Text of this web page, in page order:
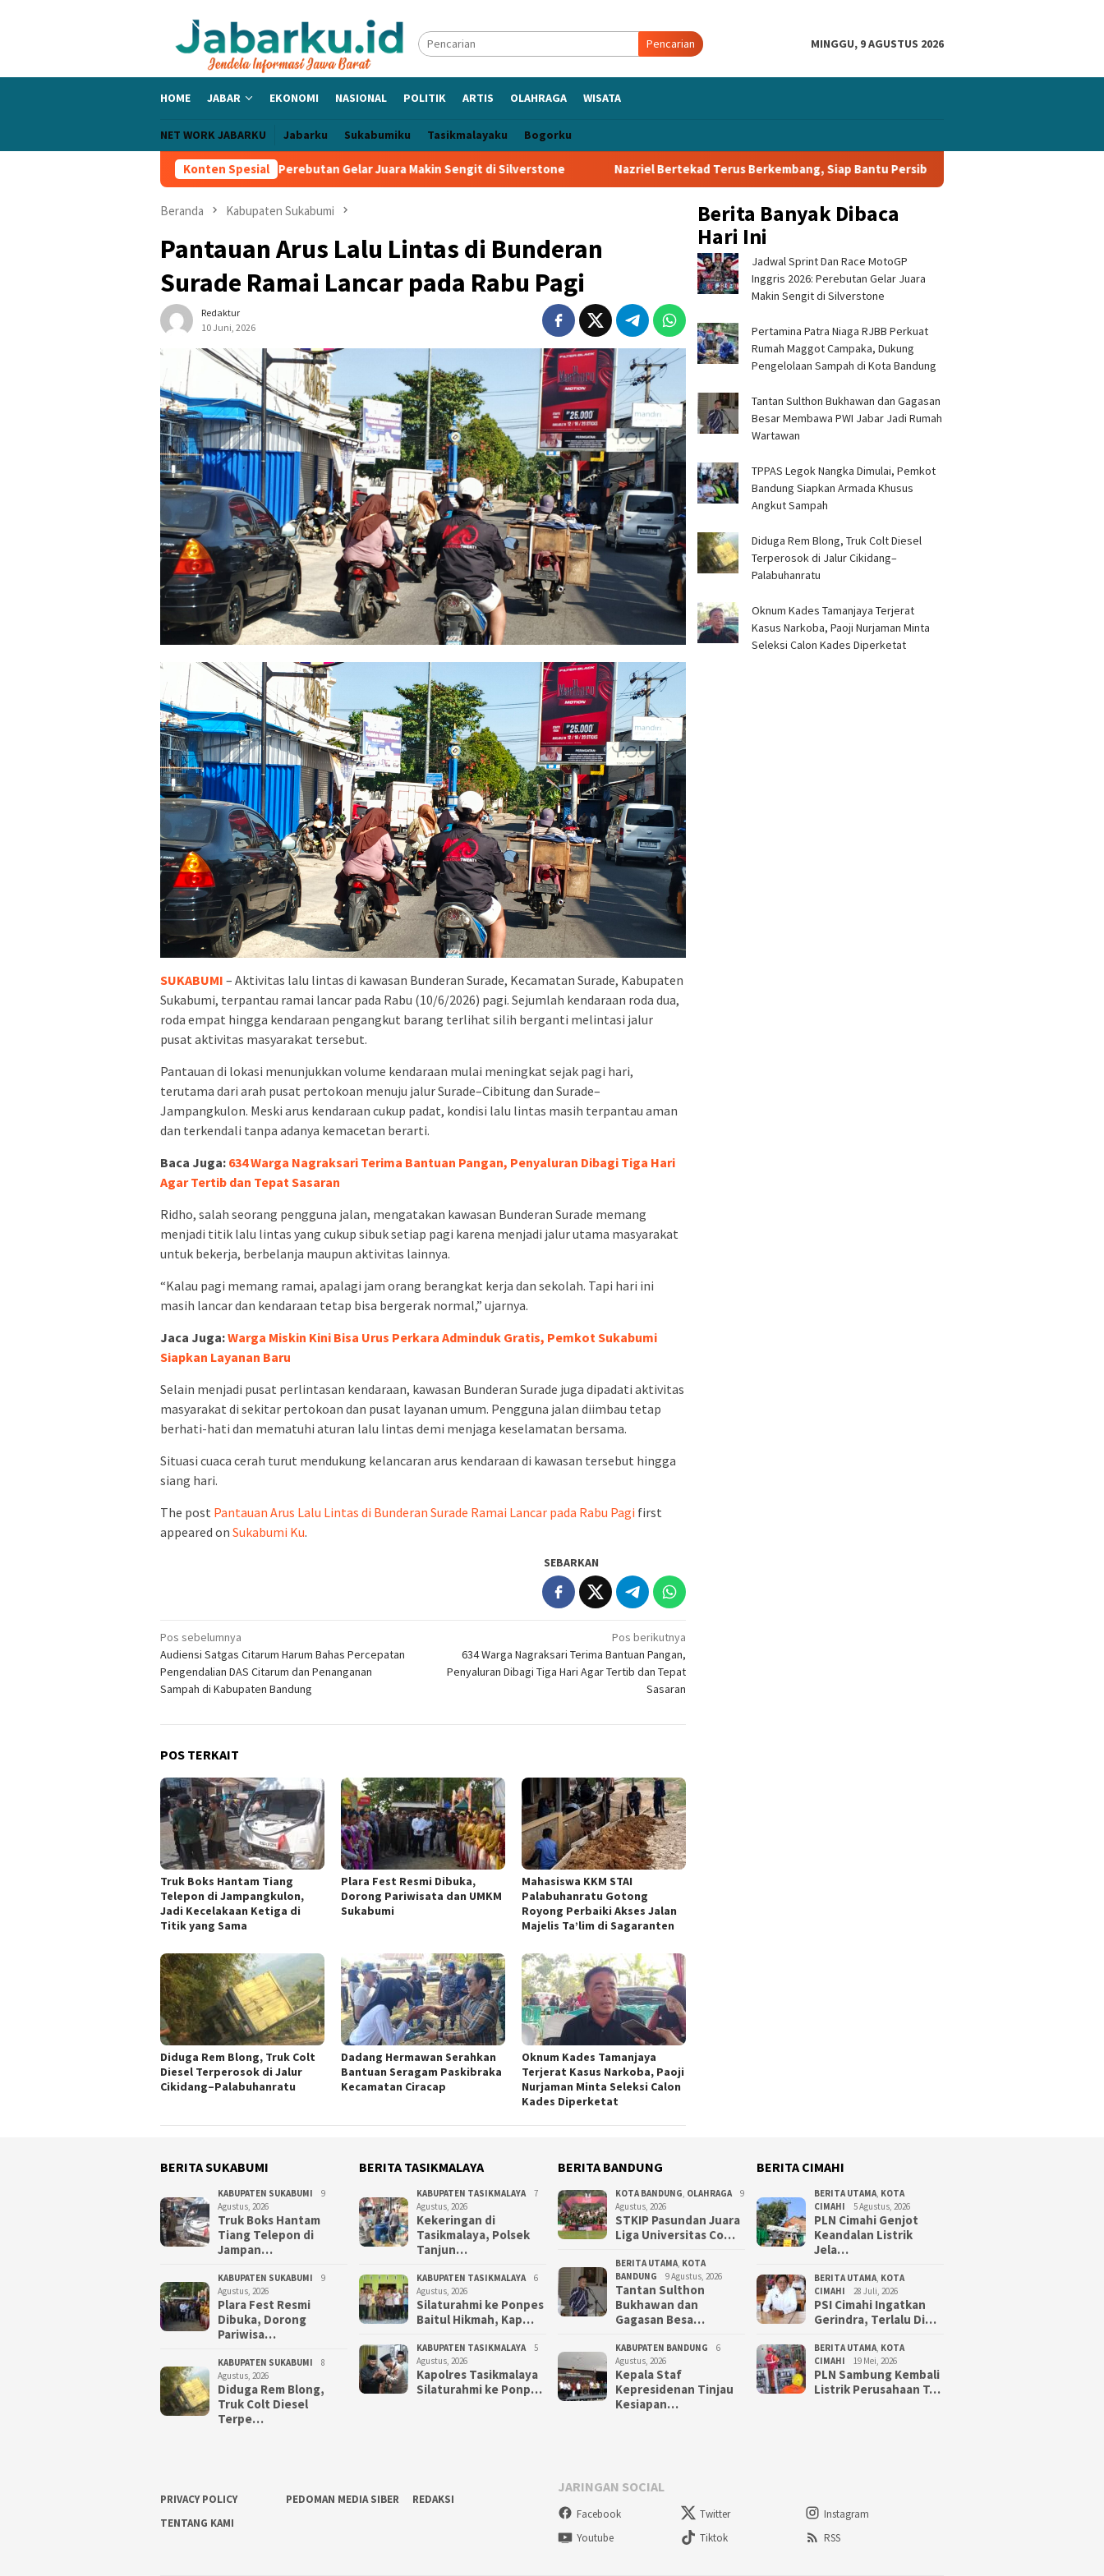
Pencarian MINGGU, 9 AGUSTUS 2026
HOME JABAR EKONOMI NASIONAL POLITIK ARTIS OLAHRAGA WISATA
NET WORK JABARKU Jabarku Sukabumiku Tasikmalayaku Bogorku
Konten Spesial
Dan Race MotoGP Inggris 2026: Perebutan Gelar Juara Makin Sengit di Silverstone Nazriel Bertekad Terus Berkembang, Siap Bantu Persib Raih Gelar Piala Presiden 2026
Beranda Kabupaten Sukabumi
Pantauan Arus Lalu Lintas di Bunderan
Surade Ramai Lancar pada Rabu Pagi
Redaktur
10 Juni, 2026
SUKABUMI – Aktivitas lalu lintas di kawasan Bunderan Surade, Kecamatan Surade, Kabupaten
Sukabumi, terpantau ramai lancar pada Rabu (10/6/2026) pagi. Sejumlah kendaraan roda dua,
roda empat hingga kendaraan pengangkut barang terlihat silih berganti melintasi jalur
pusat aktivitas masyarakat tersebut.
Pantauan di lokasi menunjukkan volume kendaraan mulai meningkat sejak pagi hari,
terutama dari arah pusat pertokoan menuju jalur Surade–Cibitung dan Surade–
Jampangkulon. Meski arus kendaraan cukup padat, kondisi lalu lintas masih terpantau aman
dan terkendali tanpa adanya kemacetan berarti.
Baca Juga: 634 Warga Nagraksari Terima Bantuan Pangan, Penyaluran Dibagi Tiga Hari
Agar Tertib dan Tepat Sasaran
Ridho, salah seorang pengguna jalan, mengatakan kawasan Bunderan Surade memang
menjadi titik lalu lintas yang cukup sibuk setiap pagi karena menjadi jalur utama masyarakat
untuk bekerja, berbelanja maupun aktivitas lainnya.
“Kalau pagi memang ramai, apalagi jam orang berangkat kerja dan sekolah. Tapi hari ini
masih lancar dan kendaraan tetap bisa bergerak normal,” ujarnya.
Jaca Juga:Warga Miskin Kini Bisa Urus Perkara Adminduk Gratis, Pemkot Sukabumi
Siapkan Layanan Baru
Selain menjadi pusat perlintasan kendaraan, kawasan Bunderan Surade juga dipadati aktivitas
masyarakat di sekitar pertokoan dan pusat layanan umum. Pengguna jalan diimbau tetap
berhati-hati dan mematuhi aturan lalu lintas demi menjaga keselamatan bersama.
Situasi cuaca cerah turut mendukung kelancaran arus kendaraan di kawasan tersebut hingga
siang hari.
The post Pantauan Arus Lalu Lintas di Bunderan Surade Ramai Lancar pada Rabu Pagi first
appeared on Sukabumi Ku.
SEBARKAN
Navigasi
pos
Pos sebelumnya
Audiensi Satgas Citarum Harum Bahas Percepatan
Pengendalian DAS Citarum dan Penanganan
Sampah di Kabupaten Bandung
Pos berikutnya
634 Warga Nagraksari Terima Bantuan Pangan,
Penyaluran Dibagi Tiga Hari Agar Tertib dan Tepat
Sasaran
POS TERKAIT
Truk Boks Hantam Tiang
Telepon di Jampangkulon,
Jadi Kecelakaan Ketiga di
Titik yang Sama
Plara Fest Resmi Dibuka,
Dorong Pariwisata dan UMKM
Sukabumi
Mahasiswa KKM STAI
Palabuhanratu Gotong
Royong Perbaiki Akses Jalan
Majelis Ta’lim di Sagaranten
Diduga Rem Blong, Truk Colt
Diesel Terperosok di Jalur
Cikidang–Palabuhanratu
Dadang Hermawan Serahkan
Bantuan Seragam Paskibraka
Kecamatan Ciracap
Oknum Kades Tamanjaya
Terjerat Kasus Narkoba, Paoji
Nurjaman Minta Seleksi Calon
Kades Diperketat
Berita Banyak Dibaca
Hari Ini
Jadwal Sprint Dan Race MotoGP
Inggris 2026: Perebutan Gelar Juara
Makin Sengit di Silverstone
Pertamina Patra Niaga RJBB Perkuat
Rumah Maggot Campaka, Dukung
Pengelolaan Sampah di Kota Bandung
Tantan Sulthon Bukhawan dan Gagasan
Besar Membawa PWI Jabar Jadi Rumah
Wartawan
TPPAS Legok Nangka Dimulai, Pemkot
Bandung Siapkan Armada Khusus
Angkut Sampah
Diduga Rem Blong, Truk Colt Diesel
Terperosok di Jalur Cikidang–
Palabuhanratu
Oknum Kades Tamanjaya Terjerat
Kasus Narkoba, Paoji Nurjaman Minta
Seleksi Calon Kades Diperketat
BERITA SUKABUMI
KABUPATEN SUKABUMI
9
Agustus, 2026
Truk Boks Hantam
Tiang Telepon di
Jampan…
KABUPATEN SUKABUMI
9
Agustus, 2026
Plara Fest Resmi
Dibuka, Dorong
Pariwisa…
KABUPATEN SUKABUMI
8
Agustus, 2026
Diduga Rem Blong,
Truk Colt Diesel
Terpe…
BERITA TASIKMALAYA
KABUPATEN TASIKMALAYA
7
Agustus, 2026
Kekeringan di
Tasikmalaya, Polsek
Tanjun…
KABUPATEN TASIKMALAYA
6
Agustus, 2026
Silaturahmi ke Ponpes
Baitul Hikmah, Kap…
KABUPATEN TASIKMALAYA
5
Agustus, 2026
Kapolres Tasikmalaya
Silaturahmi ke Ponp…
BERITA BANDUNG
KOTA BANDUNG, OLAHRAGA
9
Agustus, 2026
STKIP Pasundan Juara
Liga Universitas Co…
BERITA UTAMA, KOTA
BANDUNG
9 Agustus, 2026
Tantan Sulthon
Bukhawan dan
Gagasan Besa…
KABUPATEN BANDUNG
6
Agustus, 2026
Kepala Staf
Kepresidenan Tinjau
Kesiapan…
BERITA CIMAHI
BERITA UTAMA, KOTA
CIMAHI
5 Agustus, 2026
PLN Cimahi Genjot
Keandalan Listrik
Jela…
BERITA UTAMA, KOTA
CIMAHI
28 Juli, 2026
PSI Cimahi Ingatkan
Gerindra, Terlalu Di…
BERITA UTAMA, KOTA
CIMAHI
19 Mei, 2026
PLN Sambung Kembali
Listrik Perusahaan T…
PRIVACY POLICY PEDOMAN MEDIA SIBER
REDAKSI
TENTANG KAMI
JARINGAN SOCIAL
Facebook Twitter
Instagram
Youtube
Tiktok RSS